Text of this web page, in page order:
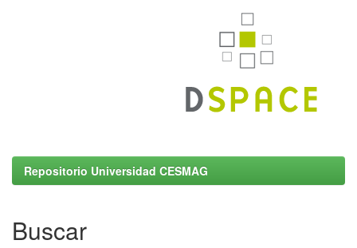
Repositorio Universidad CESMAG
Buscar